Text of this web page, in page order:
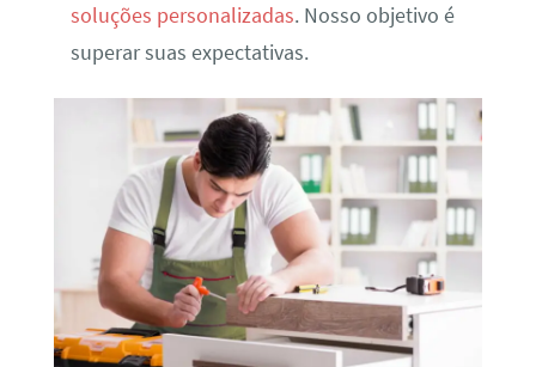
soluções personalizadas. Nosso objetivo é
superar suas expectativas.